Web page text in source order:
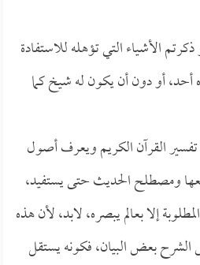
الأشياء التي تؤهله للاستفادة
أحد، أو دون أن يكون له شيخ كما
القرآن الكريم ويعرف أصول
ومصطلح الحديث حتى يستفيد،
إلا بعالم يبصره، لابد، لأن هذه
بعض البيان، فكونه يستقل